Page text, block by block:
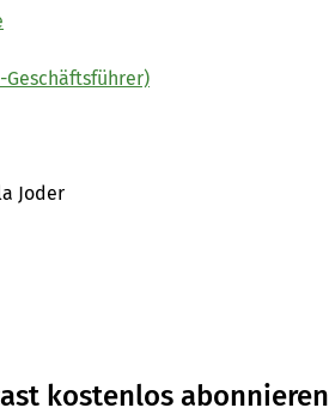
Geschäftsführer)
Joder
kostenlos abonnieren